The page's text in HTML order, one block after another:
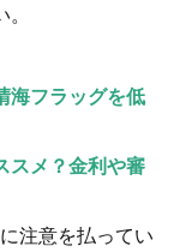
フラッグを低
スメ？金利や審
注意を払ってい